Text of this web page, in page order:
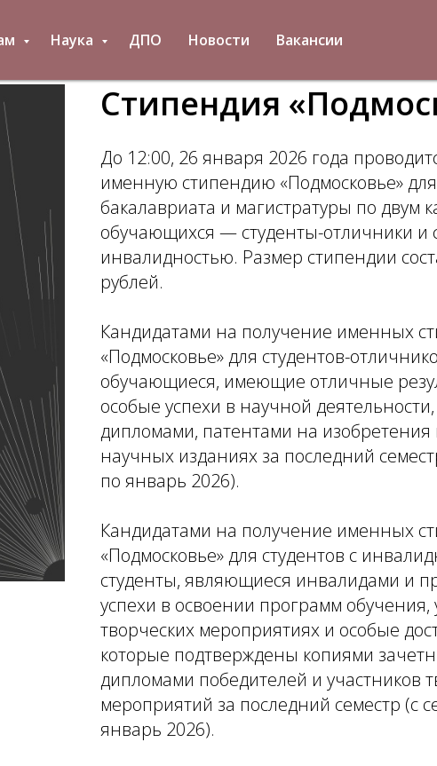
Наука ДПО Новости Вакансии
Cтипендия
До 12:00, 26 января 2026 года
именную стипендию «Подмосковье» для
бакалавриата и магистратуры по двум
обучающихся — студенты-отличники и
инвалидностью. Размер стипендии
рублей.
Кандидатами на получение именных
«Подмосковье» для студентов-
обучающиеся, имеющие отличные
особые успехи в научной
дипломами, патентами на
научных изданиях за последний
по январь 2026).
Кандидатами на получение именных
«Подмосковье» для студентов с
студенты, являющиеся инвалидами и
успехи в освоении программ обучения,
творческих мероприятиях и особые
которые подтверждены копиями
дипломами победителей и участников
мероприятий за последний семестр (с
январь 2026).